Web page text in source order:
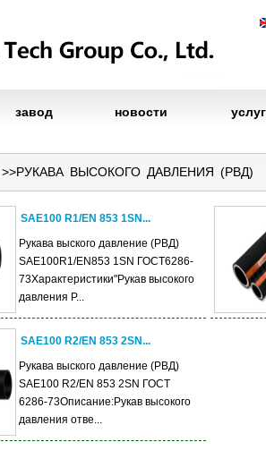
завод новости
>>РУКАВА ВЫСОКОГО ДАВЛЕНИЯ (РВД)
SAE100 R1/EN 853 1SN...
Рукава выского давление (РВД)
SAE100R1/EN853 1SN ГОСТ6286-
73Характеристики"Рукав высокого
давления Р...
SAE100 R2/EN 853 2SN...
Рукава выского давление (РВД)
SAE100 R2/EN 853 2SN ГОСТ
6286-73Описание:Рукав высокого
давления отве...